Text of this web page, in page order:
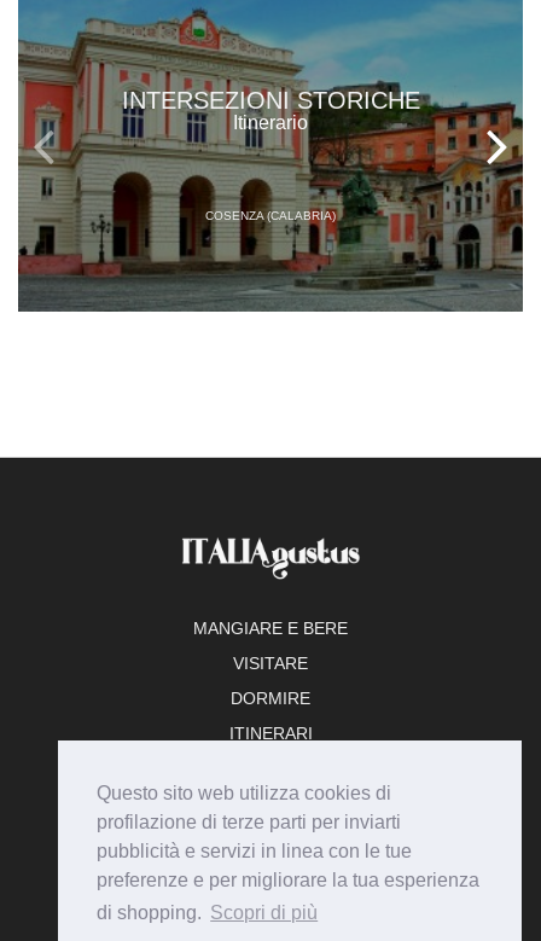
Questo sito web utilizza cookies di
profilazione di terze parti per inviarti
pubblicità e servizi in linea con le tue
preferenze e per migliorare la tua esperienza
di shopping. Scopri di più
INTERSEZIONI STORICHE
Itinerario
COSENZA (CALABRIA)
MANGIARE E BERE
VISITARE
DORMIRE
ITINERARI
ADERISCI